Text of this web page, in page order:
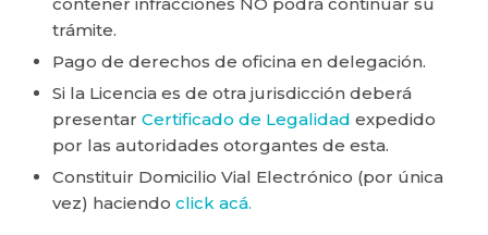
trámite.
Pago de derechos de oficina en delegación.
Si la Licencia es de otra jurisdicción deberá
presentar Certificado de Legalidad expedido
por las autoridades otorgantes de esta.
Constituir Domicilio Vial Electrónico (por única
vez) haciendo click acá.